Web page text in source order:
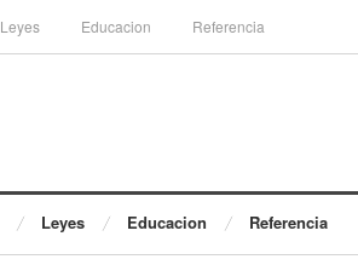
Leyes Educacion Referencia
Leyes Educacion Referencia